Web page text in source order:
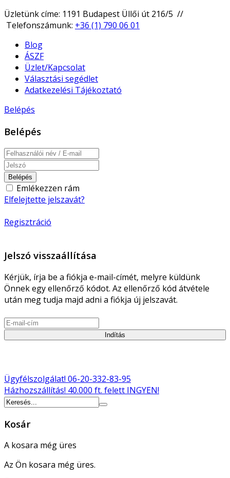
Üzletünk címe: 1191 Budapest Üllői út 216/5 //
Telefonszámunk: +36 (1) 790 06 01
Blog
ÁSZF
Üzlet/Kapcsolat
Választási segédlet
Adatkezelési Tájékoztató
Belépés
Belépés
Belépés
Emlékezzen rám
Elfelejtette jelszavát?
Regisztráció
Jelszó visszaállítása
Kérjük, írja be a fiókja e-mail-címét, melyre küldünk
Önnek egy ellenőrző kódot. Az ellenőrző kód átvétele
után meg tudja majd adni a fiókja új jelszavát.
Indítás
Ügyfélszolgálat! 06-20-332-83-95
Házhozszállítás! 40.000 ft. felett INGYEN!
Kosár
A kosara még üres
Az Ön kosara még üres.